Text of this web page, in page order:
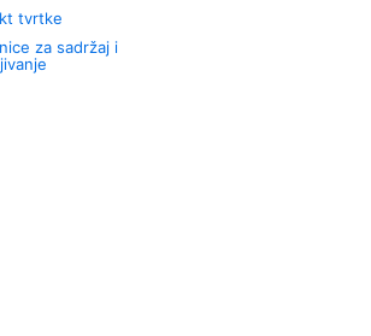
tvrtke
za sadržaj i